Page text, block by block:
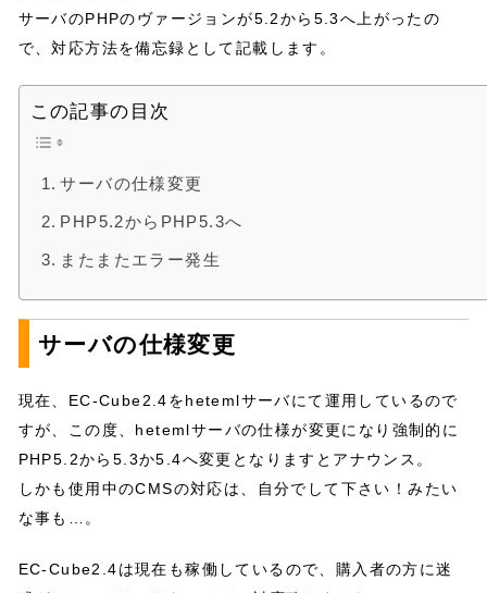
サーバのPHPのヴァージョンが5.2から5.3へ上がったの
で、対応方法を備忘録として記載します。
この記事の目次
サーバの仕様変更
PHP5.2からPHP5.3へ
またまたエラー発生
サーバの仕様変更
現在、EC-Cube2.4をhetemlサーバにて運用しているので
すが、この度、hetemlサーバの仕様が変更になり強制的に
PHP5.2から5.3か5.4へ変更となりますとアナウンス。
しかも使用中のCMSの対応は、自分でして下さい！みたい
な事も…。
EC-Cube2.4は現在も稼働しているので、購入者の方に迷